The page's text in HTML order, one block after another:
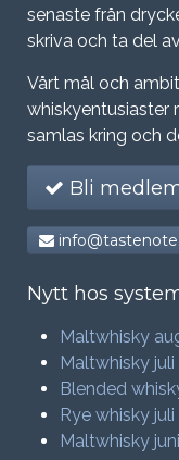
senaste från
skriva och ta del
Vårt mål och
whiskyentusiaster
samlas kring och
Bli
Nytt hos
Maltwhisky
Maltwhisky juli
Blended
Rye whisky juli
Maltwhisky